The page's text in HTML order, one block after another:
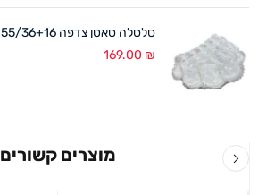
סלסלה סאטן צדפה 55/36+16 ס"מ לבן
169.00 ₪
מוצרים קשורים